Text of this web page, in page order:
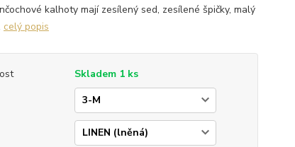
kalhoty mají zesílený sed, zesílené špičky, malý
celý popis
Skladem 1 ks